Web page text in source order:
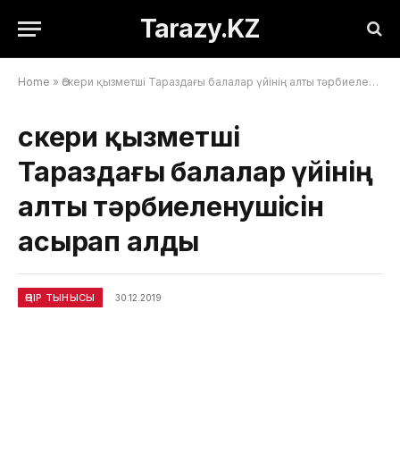
Tarazy.KZ
Home » Әскери қызметші Тараздағы балалар үйінің алты тәрбиеленушісін асырап алды
Әскери қызметші
Тараздағы балалар үйінің
алты тәрбиеленушісін
асырап алды
ӨҢІР ТЫНЫСЫ 30.12.2019